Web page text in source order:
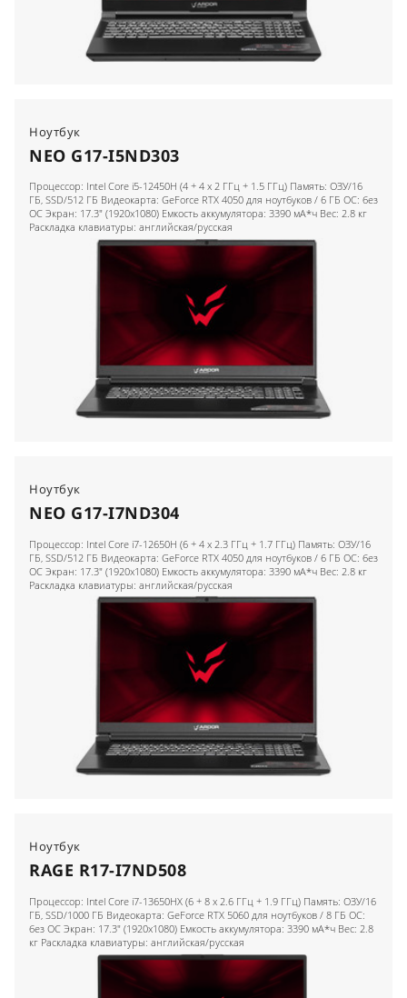
Ноутбук
NEO G17-I5ND303
Процессор: Intel Core i5-12450H (4 + 4 x 2 ГГц + 1.5 ГГц) Память: ОЗУ/16
ГБ, SSD/512 ГБ Видеокарта: GeForce RTX 4050 для ноутбуков / 6 ГБ ОС: без
ОС Экран: 17.3" (1920x1080) Емкость аккумулятора: 3390 мА*ч Вес: 2.8 кг
Раскладка клавиатуры: английская/русская
Ноутбук
NEO G17-I7ND304
Процессор: Intel Core i7-12650H (6 + 4 x 2.3 ГГц + 1.7 ГГц) Память: ОЗУ/16
ГБ, SSD/512 ГБ Видеокарта: GeForce RTX 4050 для ноутбуков / 6 ГБ ОС: без
ОС Экран: 17.3" (1920x1080) Емкость аккумулятора: 3390 мА*ч Вес: 2.8 кг
Раскладка клавиатуры: английская/русская
Ноутбук
RAGE R17-I7ND508
Процессор: Intel Core i7-13650HX (6 + 8 x 2.6 ГГц + 1.9 ГГц) Память: ОЗУ/16
ГБ, SSD/1000 ГБ Видеокарта: GeForce RTX 5060 для ноутбуков / 8 ГБ ОС:
без ОС Экран: 17.3" (1920x1080) Емкость аккумулятора: 3390 мА*ч Вес: 2.8
кг Раскладка клавиатуры: английская/русская